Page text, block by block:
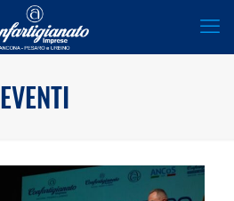
EVENTI